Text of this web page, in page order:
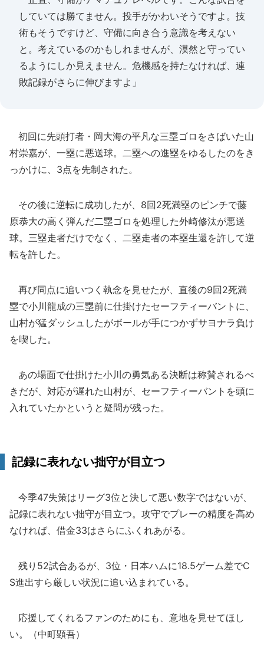
していては勝てません。投手がかわいそうですよ。技
術もそうですけど、守備に向き合う意識を考えない
と。考えているのかもしれませんが、漠然と守ってい
るようにしか見えません。危機感を持たなければ、連
敗記録がさらに伸びますよ」
初回に先頭打者・岡大海の平凡な三塁ゴロをさばいた山
村崇嘉が、一塁に悪送球。二塁への進塁をゆるしたのをき
っかけに、3点を先制された。
その後に逆転に成功したが、8回2死満塁のピンチで藤
原恭大の高く弾んだ二塁ゴロを処理した外崎修汰が悪送
球。三塁走者だけでなく、二塁走者の本塁生還を許して逆
転を許した。
再び同点に追いつく執念を見せたが、直後の9回2死満
塁で小川龍成の三塁前に仕掛けたセーフティーバントに、
山村が猛ダッシュしたがボールが手につかずサヨナラ負け
を喫した。
あの場面で仕掛けた小川の勇気ある決断は称賛されるべ
きだが、対応が遅れた山村が、セーフティーバントを頭に
入れていたかというと疑問が残った。
記録に表れない拙守が目立つ
今季47失策はリーグ3位と決して悪い数字ではないが、
記録に表れない拙守が目立つ。攻守でプレーの精度を高め
なければ、借金33はさらにふくれあがる。
残り52試合あるが、3位・日本ハムに18.5ゲーム差でC
S進出すら厳しい状況に追い込まれている。
応援してくれるファンのためにも、意地を見せてほし
い。（中町顕吾）